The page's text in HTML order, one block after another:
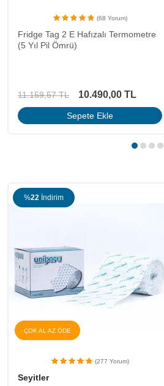
(68 Yorum)
Fridge Tag 2 E Hafızalı Termometre
(5 Yıl Pil Ömrü)
11.159,57TL 10.490,00 TL
Sepete Ekle
%17 İndirim
ÇOK AL AZ ÖDE
(25 Yorum)
Octamed